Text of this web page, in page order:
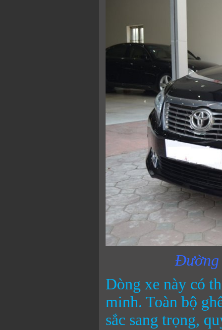
Đường
Dòng xe này có
minh. Toàn bộ
sắc sang trọng,